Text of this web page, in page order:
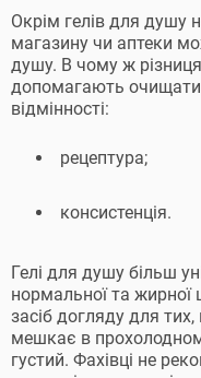
Окрім гелів для душу
магазину чи аптеки
душу. В чому ж
допомагають
відмінності:
рецептура;
консистенція.
Гелі для душу більш
нормальної та
засіб догляду для
мешкає в
густий. Фахівці не